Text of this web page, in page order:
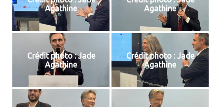
Agathine
Agathine
Crédit photo : Jade
Agathine
Crédit photo : Jade
Agathine